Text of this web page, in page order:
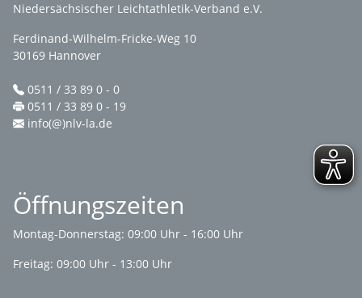
Niedersächsischer Leichtathletik-Verband e.V.
Ferdinand-Wilhelm-Fricke-Weg 10
30169 Hannover
0511 / 33 89 0 - 0
0511 / 33 89 0 - 19
info(@)nlv-la.de
Öffnungszeiten
Montag-Donnerstag: 09:00 Uhr - 16:00 Uhr
Freitag: 09:00 Uhr - 13:00 Uhr